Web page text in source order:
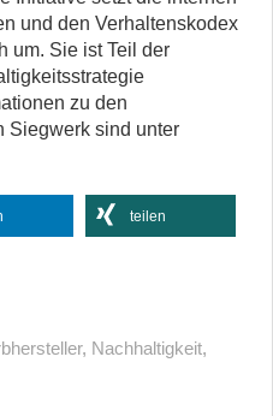
und den Verhaltenskodex
um. Sie ist Teil der
zu den
Siegwerk sind unter
teilen
, Nachhaltigkeit,